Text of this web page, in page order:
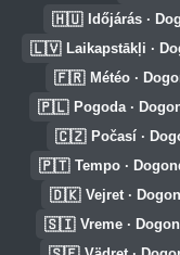
🇭🇺 Időjárás ·
🇱🇻 Laikapstākļi ·
🇫🇷 Météo ·
🇵🇱 Pogoda ·
🇨🇿 Počasí ·
🇵🇹 Tempo ·
🇩🇰 Vejret ·
🇸🇮 Vreme ·